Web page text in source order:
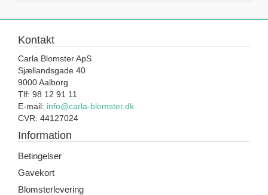
Kontakt
Carla Blomster ApS
Sjællandsgade 40
9000 Aalborg
Tlf: 98 12 91 11
E-mail: info@carla-blomster.dk
CVR: 44127024
Information
Betingelser
Gavekort
Blomsterlevering